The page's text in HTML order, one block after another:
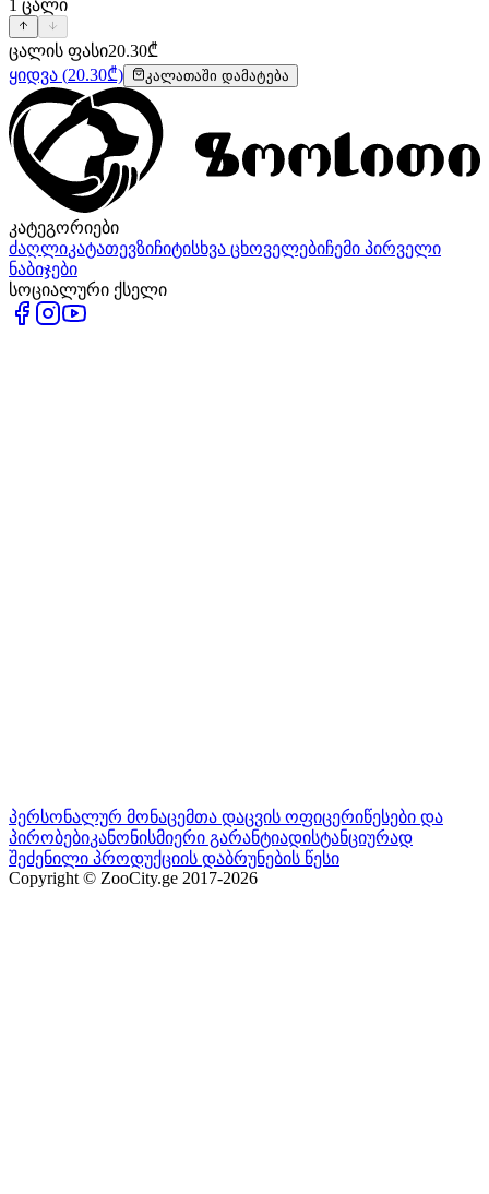
1 ცალი
ცალის ფასი20.30₾
ყიდვა (20.30₾) კალათაში დამატება
კატეგორიები
ძაღლიკატათევზიჩიტისხვა ცხოველებიჩემი პირველი
ნაბიჯები
სოციალური ქსელი
პერსონალურ მონაცემთა დაცვის ოფიცერიწესები და
პირობებიკანონისმიერი გარანტიადისტანციურად
შეძენილი პროდუქციის დაბრუნების წესი
Copyright © ZooCity.ge 2017-2026